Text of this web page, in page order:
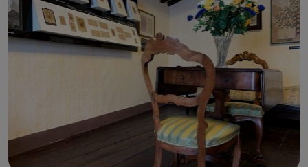
betreten, die zwischen dem 12. und 14. Jahrhundert
erbaut wurde, sollten Sie sich dieOrgel aus dem
17. Jahrhundert ansehen: Sie ist von anerkannter
Qualität und wurde vom Komponisten auf eigene
Kosten restauriert, weshalb sie seine Unterschrift auf
dem Notenpult trägt. Ihre Puccini-Route in Lucca
Teatro Comunale del Giglio mit Blick auf
den gleichnamigen Platz. Sie erreichen es über die
angenehme
Via Fillungo
. Im wichtigsten Theater
der Stadt trat Puccini, noch als Student des